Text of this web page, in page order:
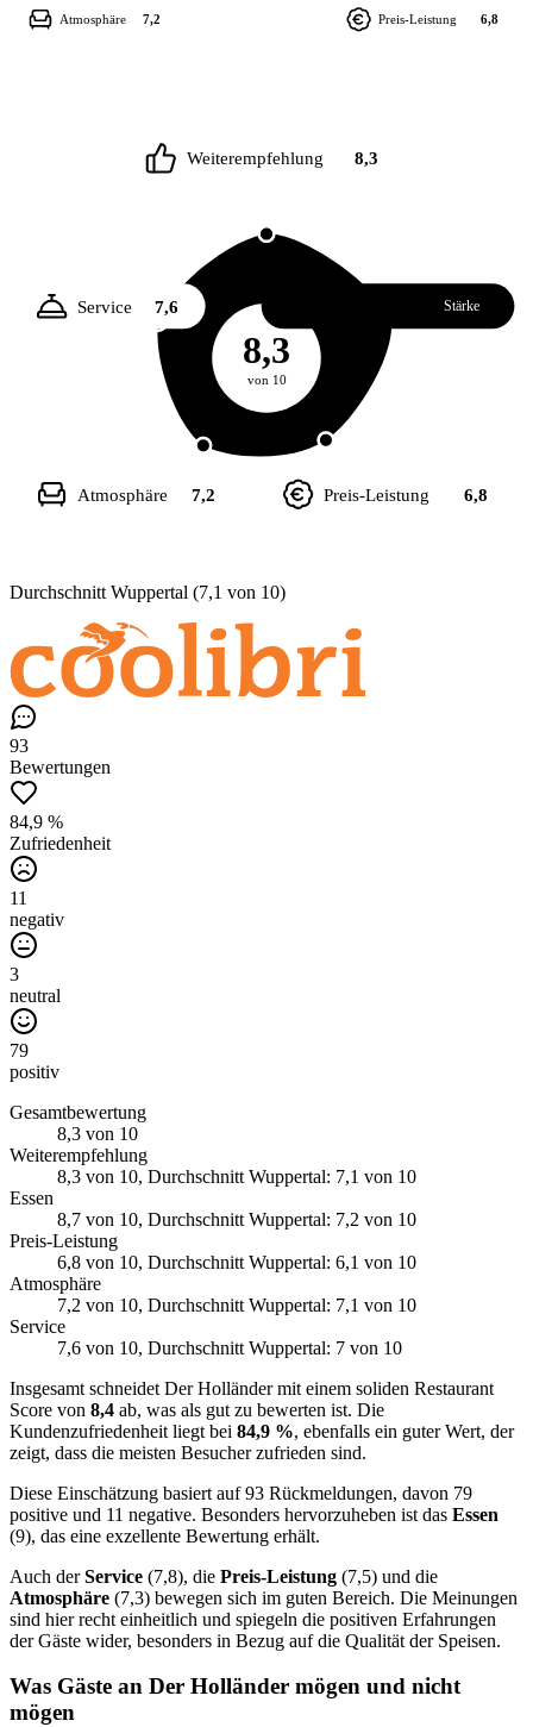
Preis-Leistung 6,8
Atmosphäre 7,2
8,3
von 10
Weiterempfehlung 8,3
Stärke
Preis-Leistung 6,8
Atmosphäre 7,2
Service 7,6
Durchschnitt Wuppertal (7,1 von 10)
93
Bewertungen
84,9 %
Zufriedenheit
11
negativ
3
neutral
79
positiv
Gesamtbewertung
8,3 von 10
Weiterempfehlung
8,3 von 10, Durchschnitt Wuppertal: 7,1 von 10
Essen
8,7 von 10, Durchschnitt Wuppertal: 7,2 von 10
Preis-Leistung
6,8 von 10, Durchschnitt Wuppertal: 6,1 von 10
Atmosphäre
7,2 von 10, Durchschnitt Wuppertal: 7,1 von 10
Service
7,6 von 10, Durchschnitt Wuppertal: 7 von 10
Insgesamt schneidet Der Holländer mit einem soliden Restaurant
Score von 8,4 ab, was als gut zu bewerten ist. Die
Kundenzufriedenheit liegt bei 84,9 %, ebenfalls ein guter Wert, der
zeigt, dass die meisten Besucher zufrieden sind.
Diese Einschätzung basiert auf 93 Rückmeldungen, davon 79
positive und 11 negative. Besonders hervorzuheben ist das Essen
(9), das eine exzellente Bewertung erhält.
Auch derService (7,8), die Preis-Leistung (7,5) und die
Atmosphäre (7,3) bewegen sich im guten Bereich. Die Meinungen
sind hier recht einheitlich und spiegeln die positiven Erfahrungen
der Gäste wider, besonders in Bezug auf die Qualität der Speisen.
Was Gäste an Der Holländer mögen und nicht
mögen